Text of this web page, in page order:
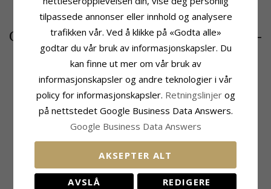
CHANTI-pris 455,-
Produktinformasjon
Form:
Bokstav S
Charm
Sølv
Overflate:Blank
12,1 mm
tilpassede annonser eller innhold og analysere
trafikken vår. Ved å klikke på «Godta alle»
godtar du vår bruk av informasjonskapsler. Du
kan finne ut mer om vår bruk av
informasjonskapsler og andre teknologier i vår
policy for informasjonskapsler. Retningslinjer og
på nettstedet Google Business Data Answers.
Google Business Data Answers
AKSEPTER ALT
AVSLÅ REDIGERE